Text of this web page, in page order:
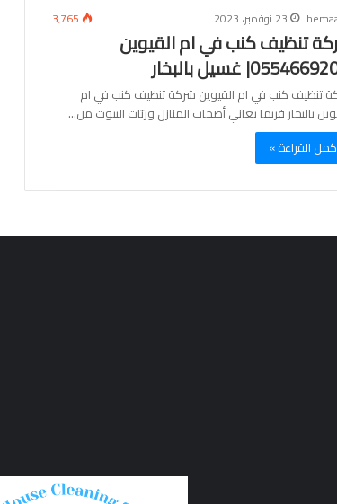
23 نوفمبر، 2023 3٬765
تنظيف كنب في ام القيوين
تنظيف كنب في ام القيوين شركة تنظيف كنب في ام
بالبخار فربما يعاني أصحاب المنازل وربّات البيوت من…
القراءة »